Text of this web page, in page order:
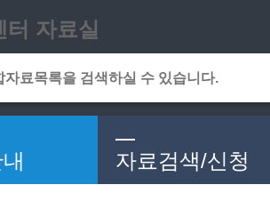
자료실
자료검색/신청